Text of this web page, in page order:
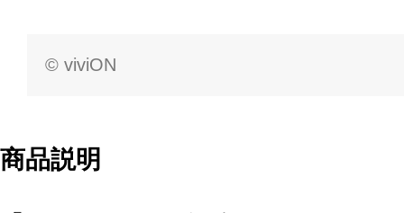
© viviON
商品説明